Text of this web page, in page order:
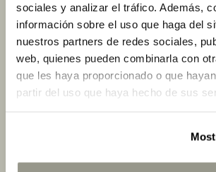
sociales y analizar el tráfico. Además,
información sobre el uso que haga del
nuestros partners de redes sociales,
web, quienes pueden combinarla con
que les haya proporcionado o que
partir del uso que haya hecho de sus
Los premios son los pioneros del
que empezaron a organizarse en
fallados por primera vez en 1993.
La XIV convocatoria de este evento
de junio en el Roca Barcelona Gallery.